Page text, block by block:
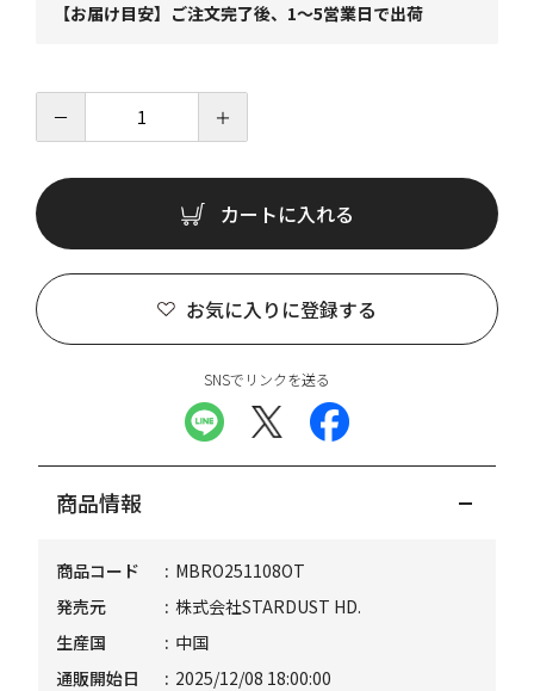
【お届け目安】ご注文完了後、1～5営業日で出荷
－ ＋
カートに入れる
お気に入りに登録する
SNSでリンクを送る
商品情報
商品コード
MBRO251108OT
発売元
株式会社STARDUST HD.
生産国
中国
通販開始日
2025/12/08 18:00:00